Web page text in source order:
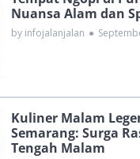
Nuansa Alam dan
by infojalanjalan ●
Kuliner Malam
Semarang: Surga
Tengah Malam